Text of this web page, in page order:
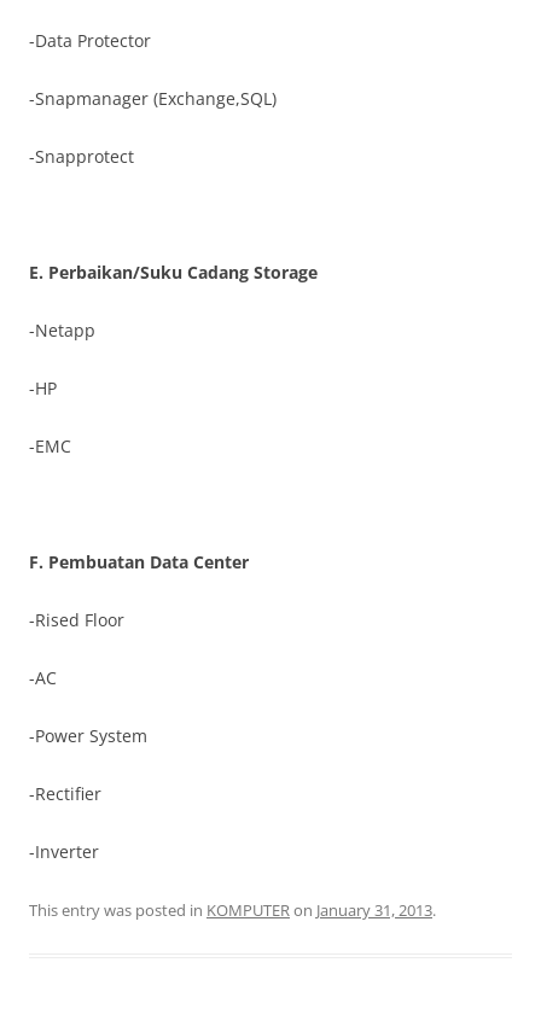
-Data Protector
-Snapmanager (Exchange,SQL)
-Snapprotect
E. Perbaikan/Suku Cadang Storage
-Netapp
-HP
-EMC
F. Pembuatan Data Center
-Rised Floor
-AC
-Power System
-Rectifier
-Inverter
This entry was posted in KOMPUTERon January 31, 2013.